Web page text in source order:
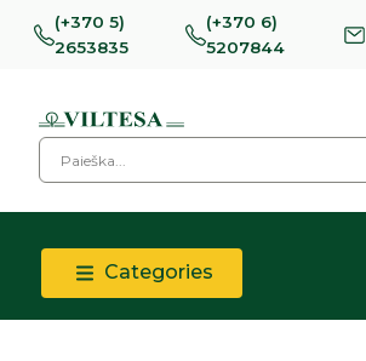
(+370 5)
2653835
(+370 6)
5207844
Categories